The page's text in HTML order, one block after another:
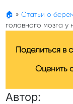
🏠 » Статьи о
головного мозга
Поделиться в
Оценить
Автор: